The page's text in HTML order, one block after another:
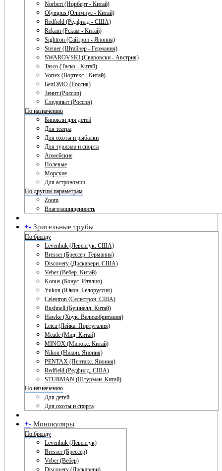
Norbert (Норберт - Китай)
Olympus (Олимпус - Китай)
Redfield (Редфилд - США)
Rekam (Рекам - Китай)
Sightron (Сайтрон - Япония)
Steiner (Штайнер - Германия)
SWAROVSKI (Сваровски - Австрия)
Tasco (Таско - Китай)
Vortex (Вортекс - Китай)
БелОМО (Россия)
Зенит (Россия)
Следопыт (Россия)
По назначению
Бинокли для детей
Для театра
Для охоты и рыбалки
Для туризма и спорта
Армейские
Полевые
Морские
Для астрономии
По другим параметрам
Zoom
Влагозащищенность
+- Зрительные трубы
По бренду
Levenhuk (Левенгук. США)
Bresser (Брессер. Германия)
Discovery (Дискавери. США)
Veber (Вебер. Китай)
Konus (Конус. Италия)
Yukon (Юкон. Белоруссия)
Celestron (Селестрон. США)
Bushnell (Бушнелл. Китай)
Hawke (Хоук. Великобритания)
Leica (Лейка. Португалия)
Meade (Мид. Китай)
MINOX (Минокс. Китай)
Nikon (Никон. Япония)
PENTAX (Пентакс. Япония)
Redfield (Редфилд. США)
STURMAN (Штурман. Китай)
По назначению
Для детей
Для охоты и спорта
+- Монокуляры
По бренду
Levenhuk (Левенгук)
Bresser (Брессер)
Veber (Вебер)
Discovery (Дискавери)